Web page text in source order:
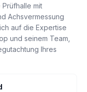
mit
Achsvermessung
auf die Expertise
und seinem Team,
Ihres